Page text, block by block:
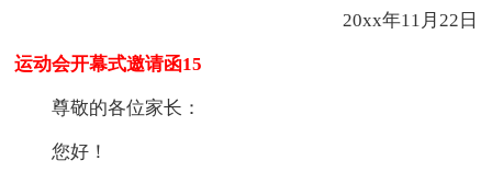
20xx年11月22日
运动会开幕式邀请函15
尊敬的各位家长：
您好！